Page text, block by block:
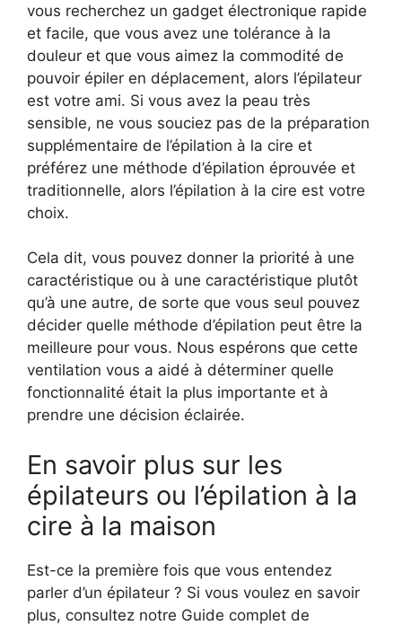
vous recherchez un gadget électronique rapide
et facile, que vous avez une tolérance à la
douleur et que vous aimez la commodité de
pouvoir épiler en déplacement, alors l’épilateur
est votre ami. Si vous avez la peau très
sensible, ne vous souciez pas de la préparation
supplémentaire de l’épilation à la cire et
préférez une méthode d’épilation éprouvée et
traditionnelle, alors l’épilation à la cire est votre
choix.
Cela dit, vous pouvez donner la priorité à une
caractéristique ou à une caractéristique plutôt
qu’à une autre, de sorte que vous seul pouvez
décider quelle méthode d’épilation peut être la
meilleure pour vous. Nous espérons que cette
ventilation vous a aidé à déterminer quelle
fonctionnalité était la plus importante et à
prendre une décision éclairée.
En savoir plus sur les
épilateurs ou l’épilation à la
cire à la maison
Est-ce la première fois que vous entendez
parler d’un épilateur ? Si vous voulez en savoir
plus, consultez notre Guide complet de